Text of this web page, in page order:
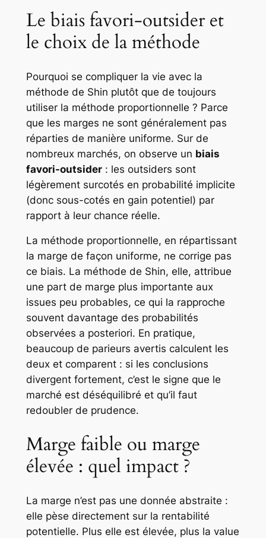
Le biais favori-outsider et
le choix de la méthode
Pourquoi se compliquer la vie avec la
méthode de Shin plutôt que de toujours
utiliser la méthode proportionnelle ? Parce
que les marges ne sont généralement pas
réparties de manière uniforme. Sur de
nombreux marchés, on observe un biais
favori-outsider: les outsiders sont
légèrement surcotés en probabilité implicite
(donc sous-cotés en gain potentiel) par
rapport à leur chance réelle.
La méthode proportionnelle, en répartissant
la marge de façon uniforme, ne corrige pas
ce biais. La méthode de Shin, elle, attribue
une part de marge plus importante aux
issues peu probables, ce qui la rapproche
souvent davantage des probabilités
observées a posteriori. En pratique,
beaucoup de parieurs avertis calculent les
deux et comparent : si les conclusions
divergent fortement, c’est le signe que le
marché est déséquilibré et qu’il faut
redoubler de prudence.
Marge faible ou marge
élevée : quel impact ?
La marge n’est pas une donnée abstraite :
elle pèse directement sur la rentabilité
potentielle. Plus elle est élevée, plus la value